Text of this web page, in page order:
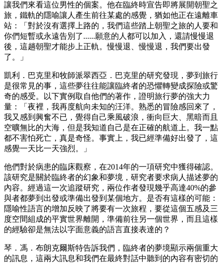
讓我們來看這位男性的個案。他在臨終時宣告即將展開朝聖之
旅，鐵軌的隱喻讓人產生前往某處的感覺，猶如他正在遠離車
站：「對於沒有選擇上路的，我們這些踏上朝聖之旅的人要和
你們短暫或永遠告別了......願意的人都可以加入，還請慢慢退
後，這趟朝聖才能步上正軌。慢慢退、慢慢退，我們要出發
了。」
凱利．巴克里和牧師派翠西亞．巴克里的研究發現，夢到旅行
是很常見的事，這些夢往往能讓臨終者的恐懼轉變成探險或驚
奇的感受。以下實例取自他們的著作，證明旅行夢的強大力
量：「夜裡，我再度航向未知的汪洋。熟悉的冒險感回來了，
我又感到興奮不已，覺得自己乘風破浪，衝向巨大、黑暗而且
空曠無比的大海，但是我知道自己是在正確的航道上。我一點
都不害怕死亡，真是奇怪。事實上，我已經準備好出發了，這
感覺一天比一天強烈。」
他們對於病患的臨床觀察，在2014年的一項研究中獲得確認。
該研究是關於臨終者的幻象和夢境，研究者要求病人描述夢的
內容。經過這一次追蹤研究，兩位作者發現幾乎高達40%的參
與者都夢到出發或準備出發到某個地方。是否有這樣的可能：
隱喻性語言的增加反映了將要有一次旅程，要從這個五感及三
度空間組成的平實世界離開，準備前往另一個世界，而且這樣
的經驗卻是無法以字面意義的語言直接表達的？
琴．馮．布朗克爾斯特告訴我們，臨終者的夢境顯示兩個重大
的訊息，這兩大訊息和我們在最終對話中聽到的內容有密切的